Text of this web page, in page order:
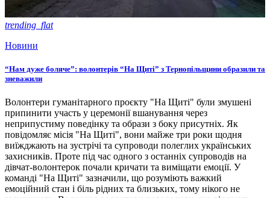
trending_flat
Новини
“Нам дуже боляче”: волонтерів “На Щиті” з Тернопільщини образили та
зневажили
Волонтери гуманітарного проєкту "На Щиті" були змушені
припинити участь у церемонії вшанування через
неприпустиму поведінку та образи з боку присутніх. Як
повідомляє місія "На Щиті", вони майже три роки щодня
виїжджають на зустрічі та супроводи полеглих українських
захисників. Проте під час одного з останніх супроводів на
дівчат-волонтерок почали кричати та виміщати емоції. У
команді "На Щиті" зазначили, що розуміють важкий
емоційний стан і біль рідних та близьких, тому нікого не